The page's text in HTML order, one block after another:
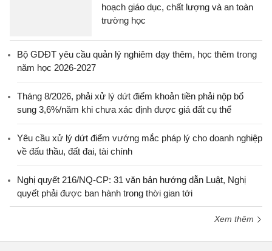
hoạch giáo dục, chất lượng và an toàn
trường học
Bộ GDĐT yêu cầu quản lý nghiêm dạy thêm, học thêm trong
năm học 2026-2027
Tháng 8/2026, phải xử lý dứt điểm khoản tiền phải nộp bổ
sung 3,6%/năm khi chưa xác định được giá đất cụ thể
Yêu cầu xử lý dứt điểm vướng mắc pháp lý cho doanh nghiệp
về đấu thầu, đất đai, tài chính
Nghị quyết 216/NQ-CP: 31 văn bản hướng dẫn Luật, Nghị
quyết phải được ban hành trong thời gian tới
Xem thêm